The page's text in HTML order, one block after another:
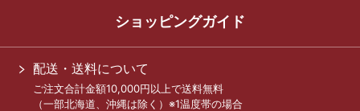
ショッピングガイド
配送・送料について
ご注文合計金額10,000円以上で送料無料
（一部北海道、沖縄は除く）※1温度帯の場合